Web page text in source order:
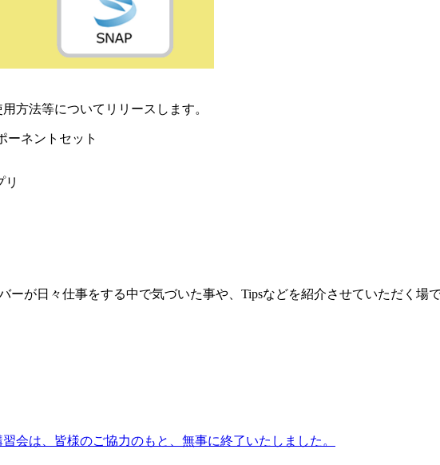
方法等についてリリースします。
ーネントセット
リ
ーが日々仕事をする中で気づいた事や、Tipsなどを紹介させていただく場
会は、皆様のご協力のもと、無事に終了いたしました。